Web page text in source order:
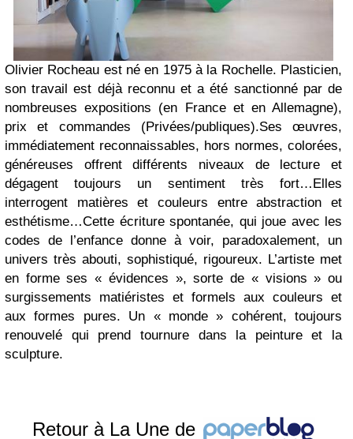
Olivier Rocheau est né en 1975 à la Rochelle. Plasticien,
son travail est déjà reconnu et a été sanctionné par de
nombreuses expositions (en France et en Allemagne),
prix et commandes (Privées/publiques).Ses œuvres,
immédiatement reconnaissables, hors normes, colorées,
généreuses offrent différents niveaux de lecture et
dégagent toujours un sentiment très fort…Elles
interrogent matières et couleurs entre abstraction et
esthétisme…Cette écriture spontanée, qui joue avec les
codes de l’enfance donne à voir, paradoxalement, un
univers très abouti, sophistiqué, rigoureux. L’artiste met
en forme ses « évidences », sorte de « visions » ou
surgissements matiéristes et formels aux couleurs et
aux formes pures. Un « monde » cohérent, toujours
renouvelé qui prend tournure dans la peinture et la
sculpture.
Retour à La Une de